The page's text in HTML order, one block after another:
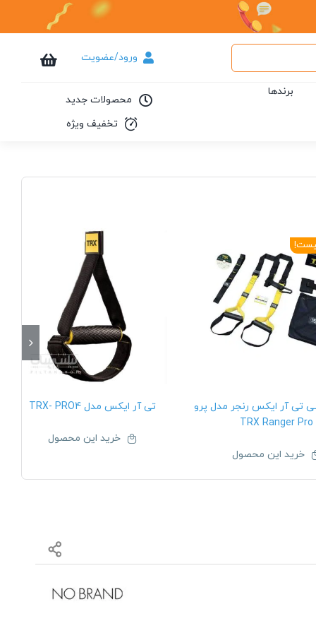
ورود/عضویت
برندها
محصولات جدید
تخفیف ویژه
تی آر ایکس رنجر مدل پرو
TRX Ranger Pro
خرید این محصول
تی آر ایکس مدل TRX- PRO4
خرید این محصول